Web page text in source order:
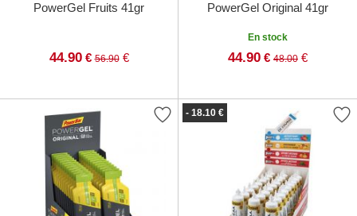
PowerGel Fruits 41gr
44.90 € 56.90€
PowerGel Original 41gr
En stock
44.90 € 48.00 €
- 18.10 €